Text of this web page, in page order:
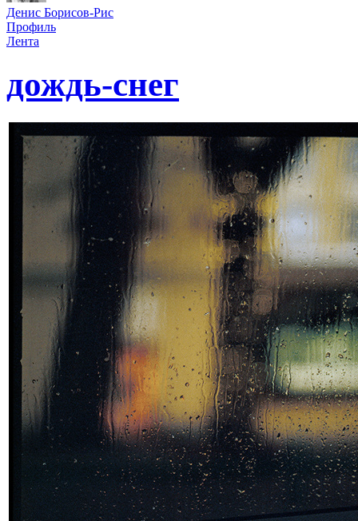
Денис Борисов-Рис
Профиль
Лента
дождь-снег